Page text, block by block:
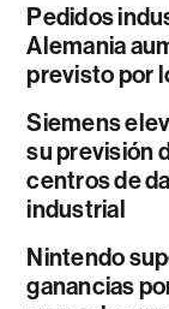
Pedidos
Alemania
previsto por
Siemens
su previsión
centros de
industrial
Nintendo
ganancias